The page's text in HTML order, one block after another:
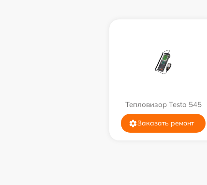
Тепловизор Testo 545
Заказать ремонт